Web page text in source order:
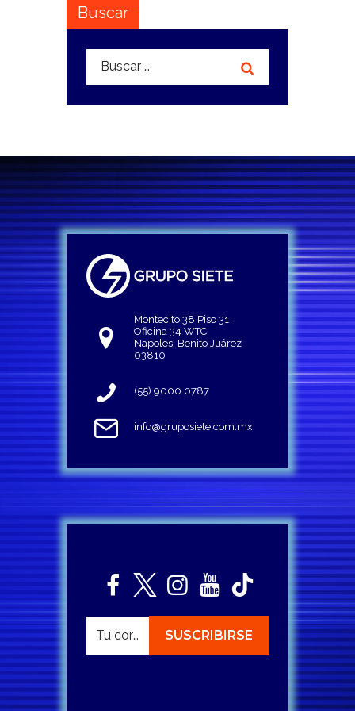
Buscar
Buscar:
Montecito 38 Piso 31
Oficina 34 WTC
Napoles, Benito Juárez
03810
(55) 9000 0787
info@gruposiete.com.mx